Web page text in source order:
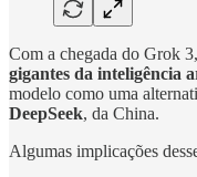
Com a chegada do Grok
gigantes da inteligência
modelo como uma
DeepSeek, da China.
Algumas implicações